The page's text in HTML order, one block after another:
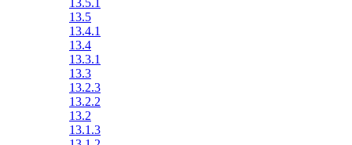
13.5.1
13.5
13.4.1
13.4
13.3.1
13.3
13.2.3
13.2.2
13.2
13.1.3